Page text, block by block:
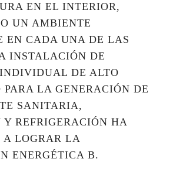
EN EL INTERIOR,
UN AMBIENTE
EN CADA UNA DE LAS
INSTALACIÓN DE
DE ALTO
LA GENERACIÓN DE
SANITARIA,
REFRIGERACIÓN HA
LOGRAR LA
ENERGÉTICA B.